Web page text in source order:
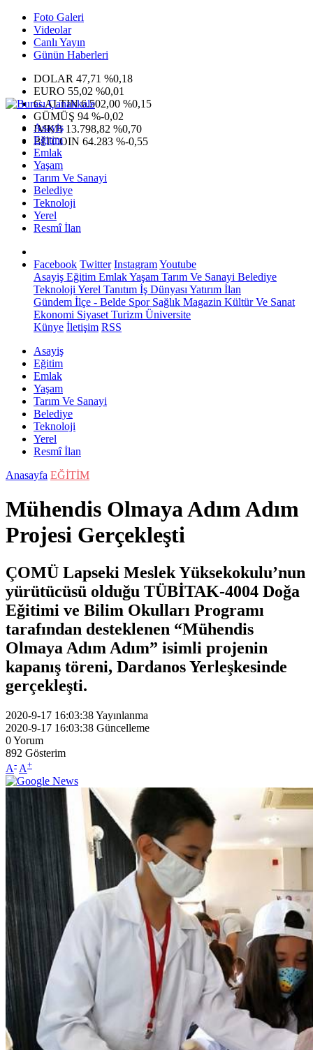
Foto Galeri
Videolar
Canlı Yayın
Günün Haberleri
DOLAR 47,71 %0,18
EURO 55,02 %0,01
G.ALTIN6.502,00 %0,15
GÜMÜŞ 94 %-0,02
IMKB 13.798,82 %0,70
BITCOIN 64.283 %-0,55
Asayiş
Eğitim
Emlak
Yaşam
Tarım Ve Sanayi
Belediye
Teknoloji
Yerel
Resmî İlan
Facebook Twitter InstagramYoutube
Asayiş Eğitim EmlakYaşam Tarım Ve Sanayi Belediye
Teknoloji Yerel Tanıtım İş Dünyası Yatırım İlan
Gündem İlçe - Belde SporSağlık Magazin Kültür Ve Sanat
Ekonomi Siyaset Turizm Üniversite
Künye İletişim RSS
Asayiş
Eğitim
Emlak
Yaşam
Tarım Ve Sanayi
Belediye
Teknoloji
Yerel
Resmî İlan
Anasayfa EĞİTİM
Mühendis Olmaya Adım Adım
Projesi Gerçekleşti
ÇOMÜ Lapseki Meslek Yüksekokulu’nun
yürütücüsü olduğu TÜBİTAK-4004 Doğa
Eğitimi ve Bilim Okulları Programı
tarafından desteklenen “Mühendis
Olmaya Adım Adım” isimli projenin
kapanış töreni, Dardanos Yerleşkesinde
gerçekleşti.
2020-9-17 16:03:38Yayınlanma
2020-9-17 16:03:38 Güncelleme
0Yorum
892 Gösterim
A- A+